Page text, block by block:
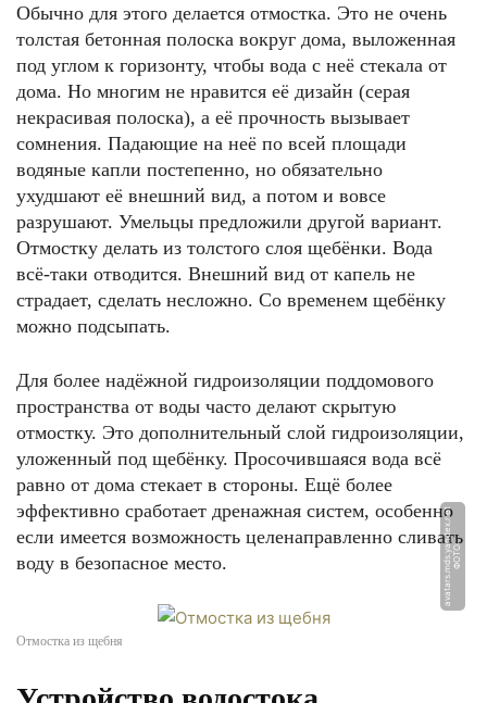
Обычно для этого делается отмостка. Это не очень
толстая бетонная полоска вокруг дома, выложенная
под углом к горизонту, чтобы вода с неё стекала от
дома. Но многим не нравится её дизайн (серая
некрасивая полоска), а её прочность вызывает
сомнения. Падающие на неё по всей площади
водяные капли постепенно, но обязательно
ухудшают её внешний вид, а потом и вовсе
разрушают. Умельцы предложили другой вариант.
Отмостку делать из толстого слоя щебёнки. Вода
всё-таки отводится. Внешний вид от капель не
страдает, сделать несложно. Со временем щебёнку
можно подсыпать.
Для более надёжной гидроизоляции поддомового
пространства от воды часто делают скрытую
отмостку. Это дополнительный слой гидроизоляции,
уложенный под щебёнку. Просочившаяся вода всё
равно от дома стекает в стороны. Ещё более
эффективно сработает дренажная систем, особенно
если имеется возможность целенаправленно сливать
воду в безопасное место.
Ф
О
Т
О:
a
v
a
t
a
r
s.
m
d
s.
y
a
n
d
e
x.
n
e
t
Отмостка из щебня